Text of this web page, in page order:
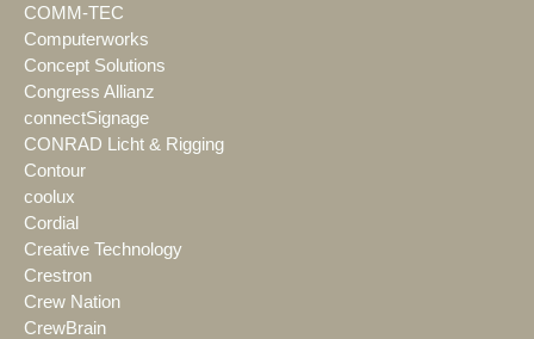
COMM-TEC
Computerworks
Concept Solutions
Congress Allianz
connectSignage
CONRAD Licht & Rigging
Contour
coolux
Cordial
Creative Technology
Crestron
Crew Nation
CrewBrain